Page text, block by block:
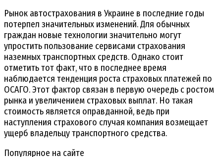
Рынок автострахования в Украине в последние годы
потерпел значительных изменений. Для обычных
граждан новые технологии значительно могут
упростить пользование сервисами страхования
наземных транспортных средств. Однако стоит
отметить тот факт, что в последнее время
наблюдается тенденция роста страховых платежей по
ОСАГО. Этот фактор связан в первую очередь с ростом
рынка и увеличением страховых выплат. Но такая
стоимость является оправданной, ведь при
наступления страхового случая компания возмещает
ущерб владельцу транспортного средства.
Популярное на сайте